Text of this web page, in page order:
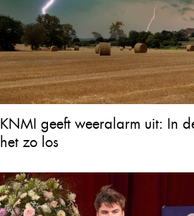
KNMI geeft weeralarm uit: In
het zo los